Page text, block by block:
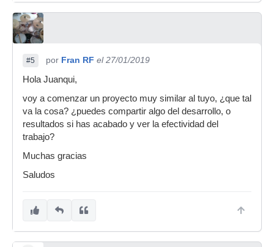
#5 por Fran RF el 27/01/2019
Hola Juanqui,
voy a comenzar un proyecto muy similar al tuyo, ¿que tal
va la cosa? ¿puedes compartir algo del desarrollo, o
resultados si has acabado y ver la efectividad del
trabajo?
Muchas gracias
Saludos